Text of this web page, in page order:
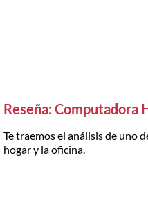
Reseña: Computadora
Te traemos el análisis de uno
hogar y la oficina.